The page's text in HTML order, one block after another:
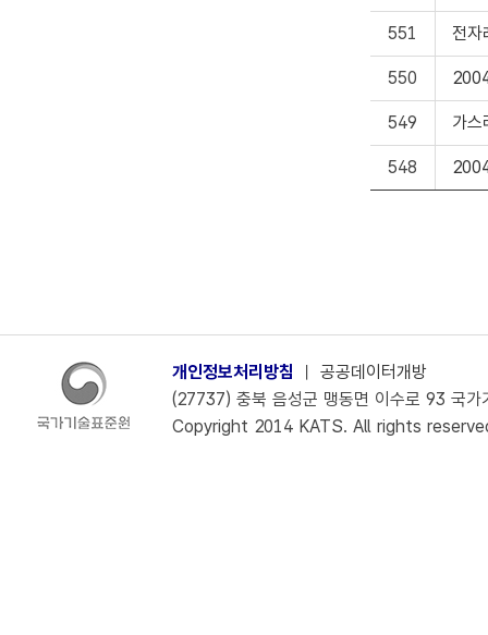
551 전자
550
549 가스
548
개인정보처리방침 ㅣ 공공데이터개방
(27737) 충북 음성군 맹동면 이수로 93 국
Copyright 2014 KATS. All rights